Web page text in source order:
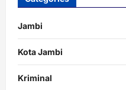
Jambi
Kota Jambi
Kriminal